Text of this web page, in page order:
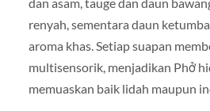
renyah, sementara daun
aroma khas. Setiap suapan
multisensorik, menjadikan Phở
memuaskan baik lidah maupun